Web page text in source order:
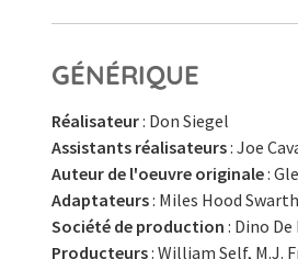
GÉNÉRIQUE
Réalisateur: Don Siegel
Assistants réalisateurs: Joe
Auteur de l'oeuvre originale:
Adaptateurs: Miles Hood
Société de production : Dino
Producteurs: William Self, M.J.